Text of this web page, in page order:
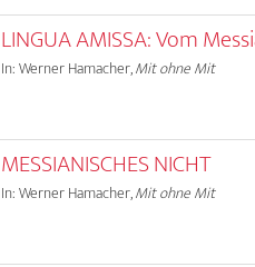
LINGUA AMISSA: Vom
In: Werner Hamacher,Mit ohne Mit
MESSIANISCHES NICHT
In: Werner Hamacher,Mit ohne Mit